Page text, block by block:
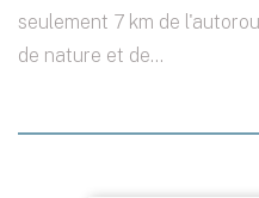
seulement 7 km de
de nature et de...